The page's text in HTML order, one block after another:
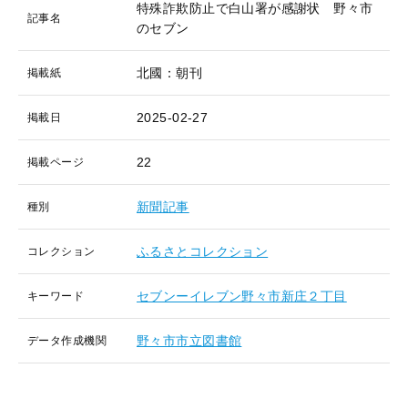
記事名
特殊詐欺防止で白山署が感謝状 野々市
のセブン
掲載紙 北國：朝刊
掲載日 2025-02-27
掲載ページ 22
種別 新聞記事
コレクション ふるさとコレクション
キーワード セブンーイレブン野々市新庄２丁目
データ作成機関 野々市市立図書館